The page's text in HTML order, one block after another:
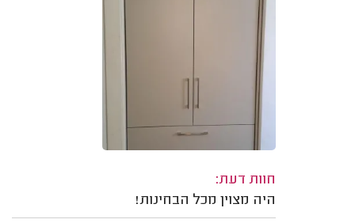
חוות דעת:
היה מצוין מכל הבחינות!